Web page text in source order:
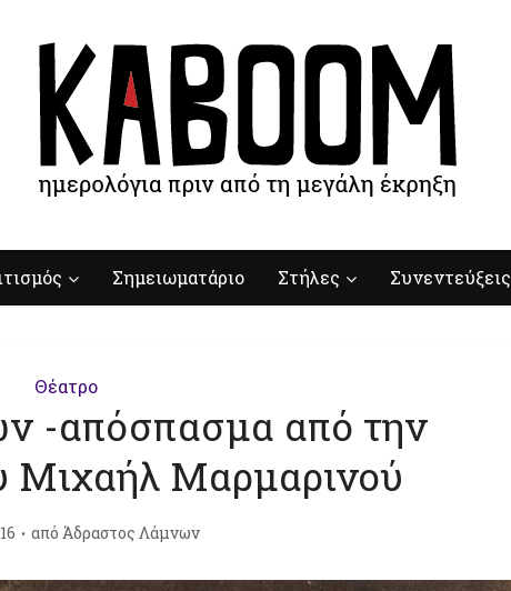
Σημειωματάριο Στήλες Συνεντεύξεις
Θέατρο
-απόσπασμα από την
Μιχαήλ Μαρμαρινού
από Άδραστος Λάμνων